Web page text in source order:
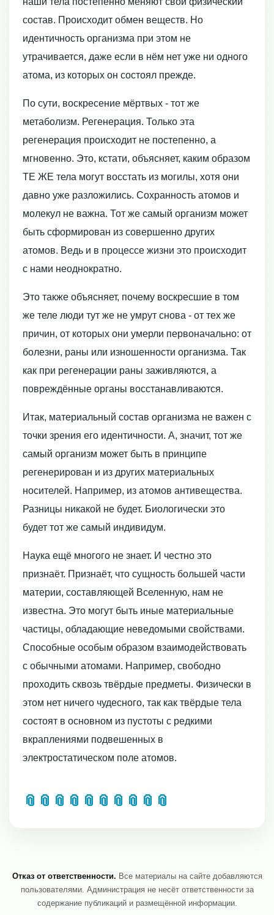
состав. Происходит обмен веществ. Но
идентичность организма при этом не
утрачивается, даже если в нём нет уже ни одного
атома, из которых он состоял прежде.
По сути, воскресение мёртвых - тот же
метаболизм. Регенерация. Только эта
регенерация происходит не постепенно, а
мгновенно. Это, кстати, объясняет, каким образом
ТЕ ЖЕ тела могут восстать из могилы, хотя они
давно уже разложились. Сохранность атомов и
молекул не важна. Тот же самый организм может
быть сформирован из совершенно других
атомов. Ведь и в процессе жизни это происходит
с нами неоднократно.
Это также объясняет, почему воскресшие в том
же теле люди тут же не умрут снова - от тех же
причин, от которых они умерли первоначально: от
болезни, раны или изношенности организма. Так
как при регенерации раны заживляются, а
повреждённые органы восстанавливаются.
Итак, материальный состав организма не важен с
точки зрения его идентичности. А, значит, тот же
самый организм может быть в принципе
регенерирован и из других материальных
носителей. Например, из атомов антивещества.
Разницы никакой не будет. Биологически это
будет тот же самый индивидум.
Наука ещё многого не знает. И честно это
признаёт. Признаёт, что сущность большей части
материи, составляющей Вселенную, нам не
известна. Это могут быть иные материальные
частицы, обладающие неведомыми свойствами.
Способные особым образом взаимодействовать
с обычными атомами. Например, свободно
проходить сквозь твёрдые предметы. Физически в
этом нет ничего чудесного, так как твёрдые тела
состоят в основном из пустоты с редкими
вкраплениями подвешенных в
электростатическом поле атомов.
📎 📎 📎 📎 📎 📎 📎 📎 📎 📎
Отказ от ответственности. Все материалы на сайте добавляются
пользователями. Администрация не несёт ответственности за
содержание публикаций и размещённой информации.